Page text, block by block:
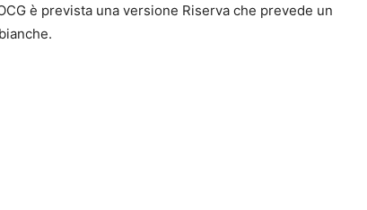
è prevista una versione Riserva che prevede un